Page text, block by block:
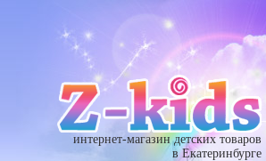
интернет-магазин детских товаров
в Екатеринбурге